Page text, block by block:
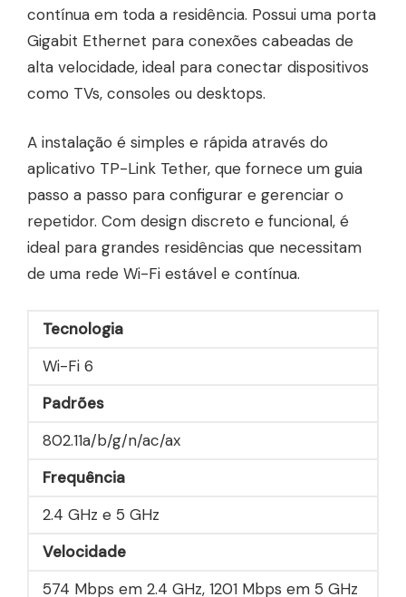
contínua em toda a residência. Possui uma porta
Gigabit Ethernet para conexões cabeadas de
alta velocidade, ideal para conectar dispositivos
como TVs, consoles ou desktops.
A instalação é simples e rápida através do
aplicativo TP-Link Tether, que fornece um guia
passo a passo para configurar e gerenciar o
repetidor. Com design discreto e funcional, é
ideal para grandes residências que necessitam
de uma rede Wi-Fi estável e contínua.
Tecnologia
Wi-Fi 6
Padrões
802.11a/b/g/n/ac/ax
Frequência
2.4 GHz e 5 GHz
Velocidade
574 Mbps em 2.4 GHz, 1201 Mbps em 5 GHz